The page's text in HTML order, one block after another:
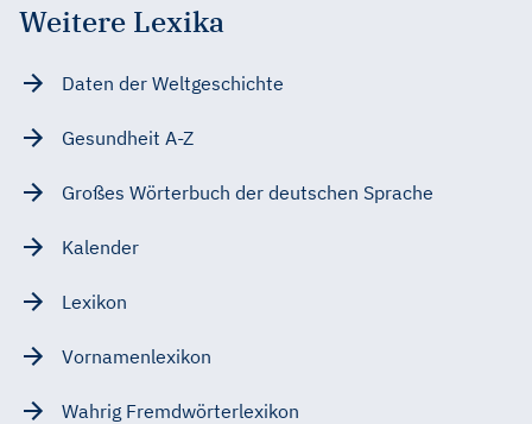
Weitere Lexika
Daten der Weltgeschichte
Gesundheit A-Z
Großes Wörterbuch der deutschen Sprache
Kalender
Lexikon
Vornamenlexikon
Wahrig Fremdwörterlexikon